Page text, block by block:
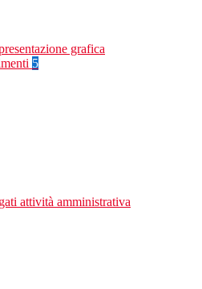
grafica
5
attività amministrativa